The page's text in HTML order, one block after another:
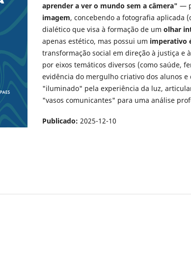
aprender a ver o mundo sem a câmera" —
imagem, concebendo a fotografia aplicada
dialético que visa à formação de um olhar
apenas estético, mas possui um imperativo
transformação social em direção à justiça e
por eixos temáticos diversos (como saúde,
evidência do mergulho criativo dos alunos
"iluminado" pela experiência da luz,
"vasos comunicantes" para uma análise
Publicado: 2025-12-10